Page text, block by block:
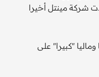
شركة مينتل أخيرا
"كبيرا" على